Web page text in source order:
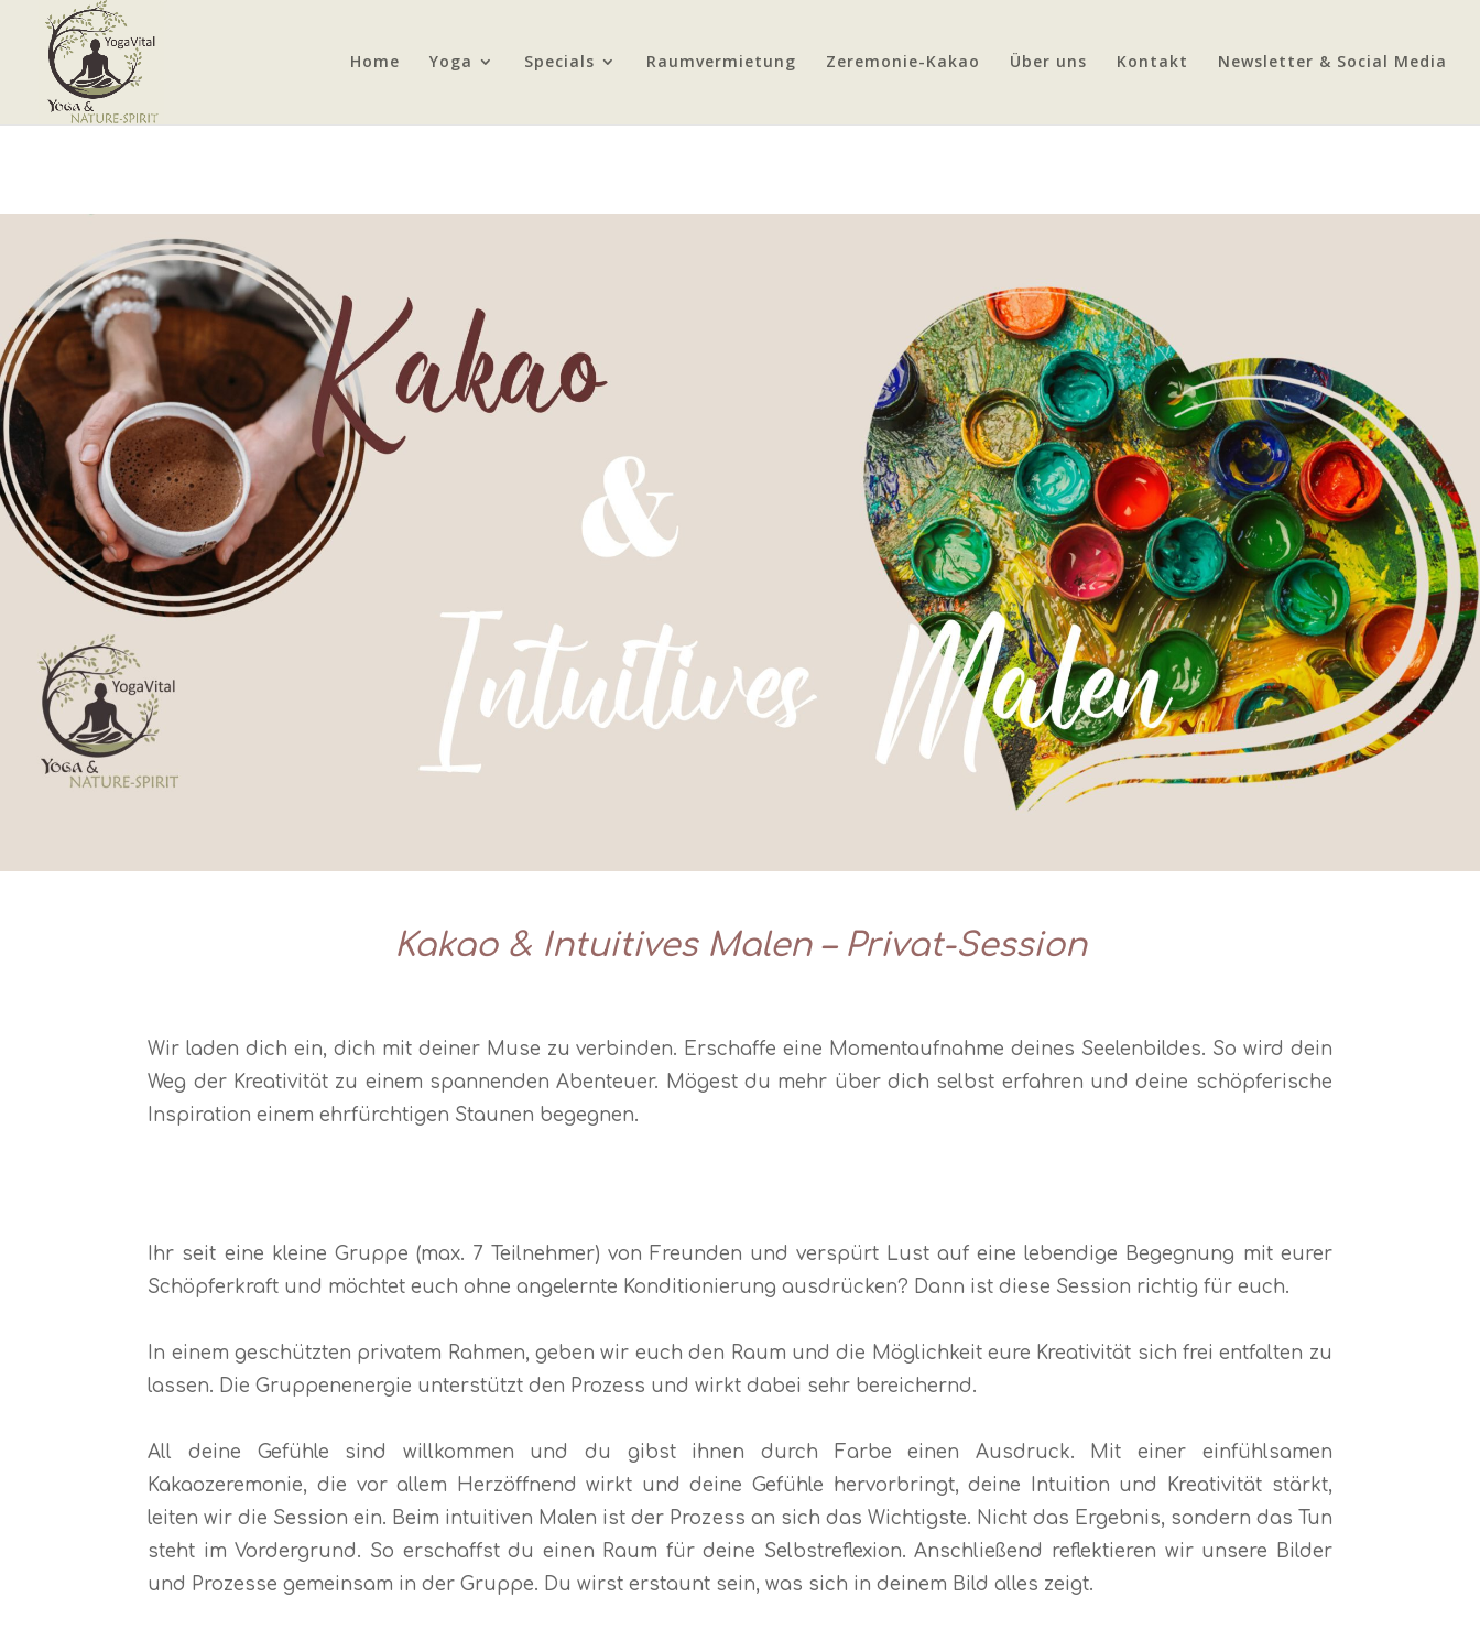
Home Yoga Specials Raumvermietung Zeremonie-Kakao Über uns Kontakt Newsletter & Social Media
Kakao & Intuitives Malen – Privat-Session
Wir laden dich ein, dich mit deiner Muse zu verbinden. Erschaffe eine Momentaufnahme deines Seelenbildes. So wird dein
Weg der Kreativität zu einem spannenden Abenteuer. Mögest du mehr über dich selbst erfahren und deine schöpferische
Inspiration einem ehrfürchtigen Staunen begegnen.
Ihr seit eine kleine Gruppe (max. 7 Teilnehmer) von Freunden und verspürt Lust auf eine lebendige Begegnung mit eurer
Schöpferkraft und möchtet euch ohne angelernte Konditionierung ausdrücken? Dann ist diese Session richtig für euch.
In einem geschützten privatem Rahmen, geben wir euch den Raum und die Möglichkeit eure Kreativität sich frei entfalten zu
lassen. Die Gruppenenergie unterstützt den Prozess und wirkt dabei sehr bereichernd.
All deine Gefühle sind willkommen und du gibst ihnen durch Farbe einen Ausdruck. Mit einer einfühlsamen
Kakaozeremonie, die vor allem Herzöffnend wirkt und deine Gefühle hervorbringt, deine Intuition und Kreativität stärkt,
leiten wir die Session ein. Beim intuitiven Malen ist der Prozess an sich das Wichtigste. Nicht das Ergebnis, sondern das Tun
steht im Vordergrund. So erschaffst du einen Raum für deine Selbstreflexion. Anschließend reflektieren wir unsere Bilder
und Prozesse gemeinsam in der Gruppe. Du wirst erstaunt sein, was sich in deinem Bild alles zeigt.